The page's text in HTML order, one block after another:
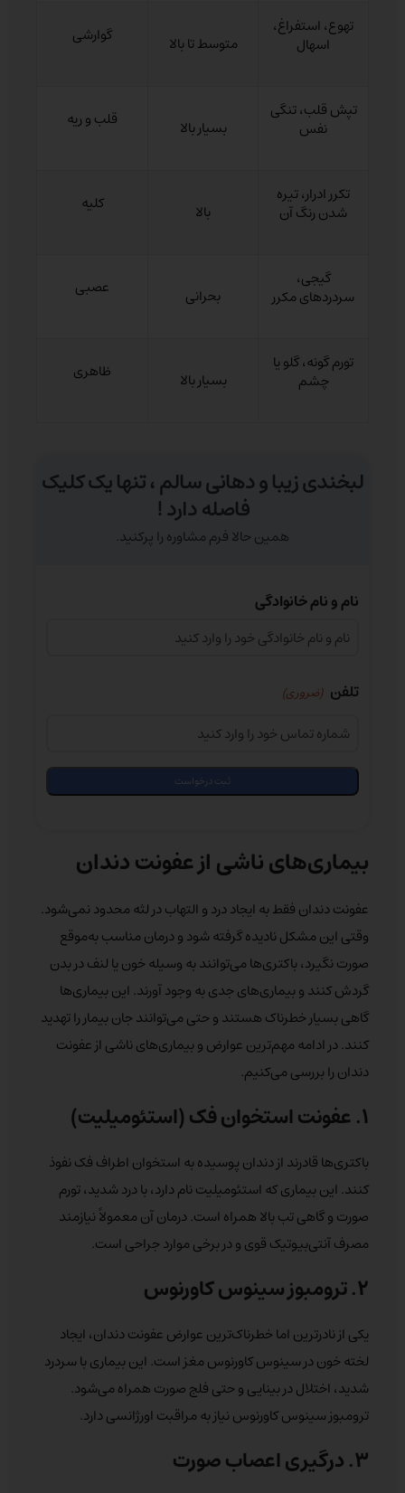
تهوع، استفراغ،
اسهال متوسط تا بالا گوارشی
تپش قلب، تنگی
نفس بسیار بالا قلب و ریه
تکرر ادرار، تیره
شدن رنگ آن بالا کلیه
گیجی،
سردردهای مکرر بحرانی عصبی
تورم گونه، گلو یا
چشم بسیار بالا ظاهری
لبخندی زیبا و دهانی سالم ، تنها یک کلیک
فاصله دارد !
همین حالا فرم مشاوره را پرکنید.
نام و نام خانوادگی
تلفن (ضروری)
بیماری‌های ناشی از عفونت دندان
عفونت دندان فقط به ایجاد درد و التهاب در لثه محدود نمی‌شود.
وقتی این مشکل نادیده گرفته شود و درمان مناسب به‌موقع
صورت نگیرد، باکتری‌ها می‌توانند به وسیله خون یا لنف در بدن
گردش کنند و بیماری‌های جدی به وجود آورند. این بیماری‌ها
گاهی بسیار خطرناک هستند و حتی می‌توانند جان بیمار را تهدید
کنند. در ادامه مهم‌ترین عوارض و بیماری‌های ناشی از عفونت
دندان را بررسی می‌کنیم.
۱. عفونت استخوان فک (استئومیلیت)
باکتری‌ها قادرند از دندان پوسیده به استخوان اطراف فک نفوذ
کنند. این بیماری که استئومیلیت نام دارد، با درد شدید، تورم
صورت و گاهی تب بالا همراه است. درمان آن معمولاً نیازمند
مصرف آنتی‌بیوتیک قوی و در برخی موارد جراحی است.
۲. ترومبوز سینوس کاورنوس
یکی از نادرترین اما خطرناک‌ترین عوارض عفونت دندان، ایجاد
لخته خون در سینوس کاورنوس مغز است. این بیماری با سردرد
شدید، اختلال در بینایی و حتی فلج صورت همراه می‌شود.
ترومبوز سینوس کاورنوس نیاز به مراقبت اورژانسی دارد.
۳. درگیری اعصاب صورت